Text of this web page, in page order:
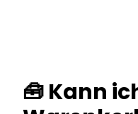
🧰 Kann